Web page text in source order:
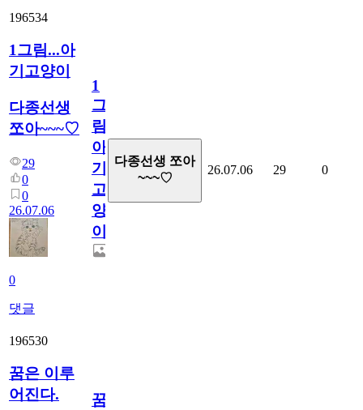
196534
1그림...아
기고양이
다종선생
쪼아~~~♡
29
0
0
26.07.06
0
댓글
1
그
림...
아
기
고
양
이
다종선생 쪼아
~~~♡
26.07.06 29 0
196530
꿈은 이루
어진다.
꿈